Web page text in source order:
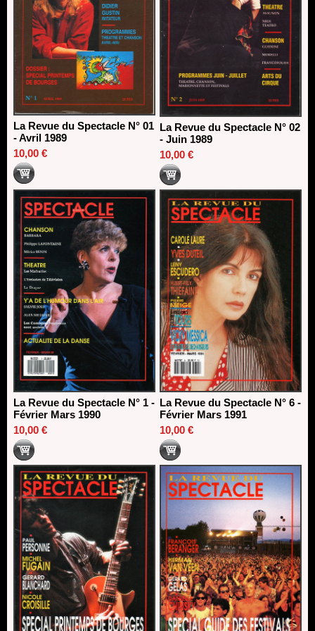
La Revue du Spectacle N° 01
- Avril 1989
10,00 €
La Revue du Spectacle N° 02
- Juin 1989
10,00 €
La Revue du Spectacle N° 1 -
Février Mars 1990
10,00 €
La Revue du Spectacle N° 6 -
Février Mars 1991
10,00 €